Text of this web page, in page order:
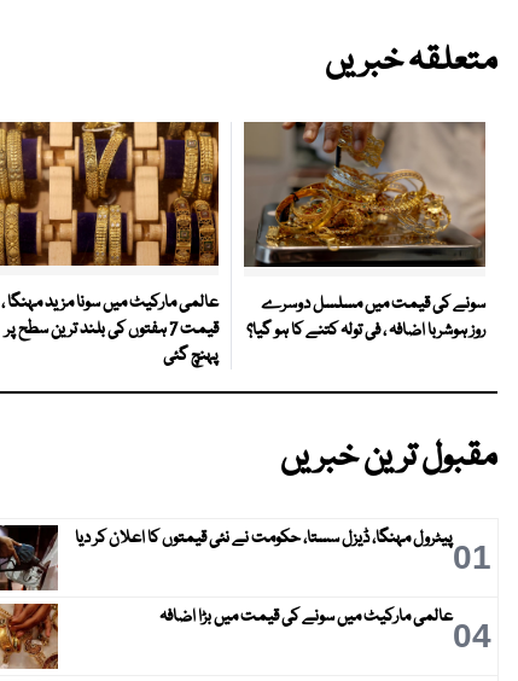
متعلقہ خبریں
سونے کی قیمت میں مسلسل دوسرے
روز ہوشربا اضافہ ، فی تولہ کتنے کا ہو گیا؟
عالمی مارکیٹ میں سونا مزید مہنگا ،
قیمت 7 ہفتوں کی بلند ترین سطح پر
پہنچ گئی
مقبول ترین خبریں
01پیٹرول مہنگا، ڈیزل سستا، حکومت نے نئی قیمتوں کا اعلان کر دیا
04عالمی مارکیٹ میں سونے کی قیمت میں بڑا اضافہ